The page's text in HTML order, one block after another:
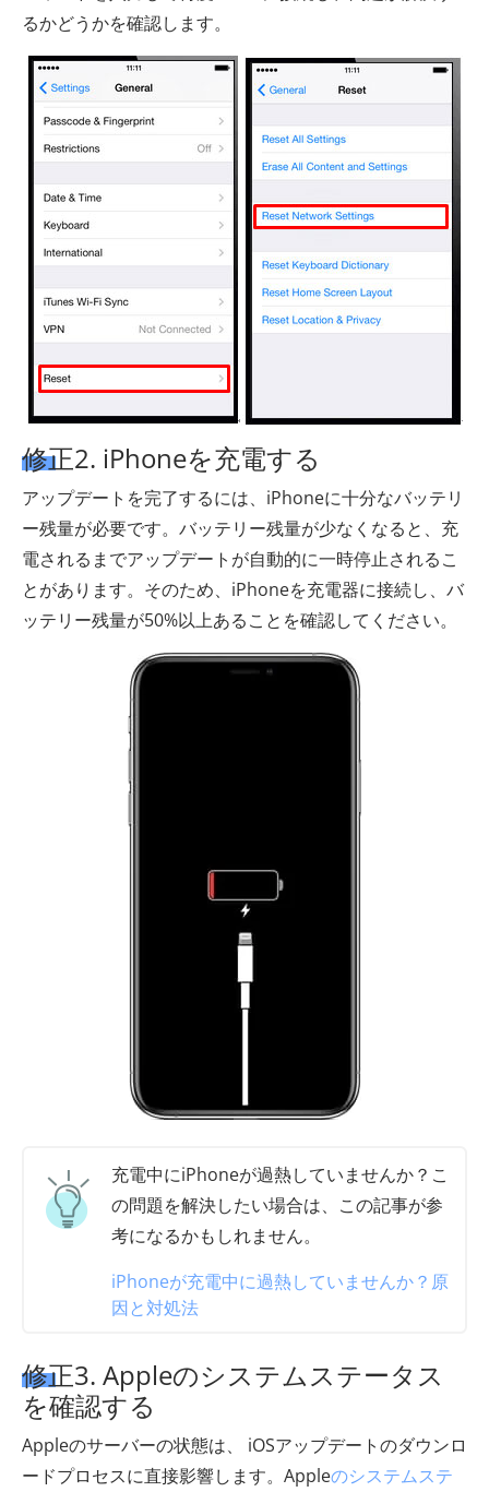
るかどうかを確認します。
修正2. iPhoneを充電する
アップデートを完了するには、iPhoneに十分なバッテリ
ー残量が必要です。バッテリー残量が少なくなると、充
電されるまでアップデートが自動的に一時停止されるこ
とがあります。そのため、iPhoneを充電器に接続し、バ
ッテリー残量が50%以上あることを確認してください。
充電中にiPhoneが過熱していませんか？こ
の問題を解決したい場合は、この記事が参
考になるかもしれません。
iPhoneが充電中に過熱していませんか？原
因と対処法
修正3. Appleのシステムステータス
を確認する
Appleのサーバーの状態は、 iOSアップデートのダウンロ
ードプロセスに直接影響します。Appleのシステムステ